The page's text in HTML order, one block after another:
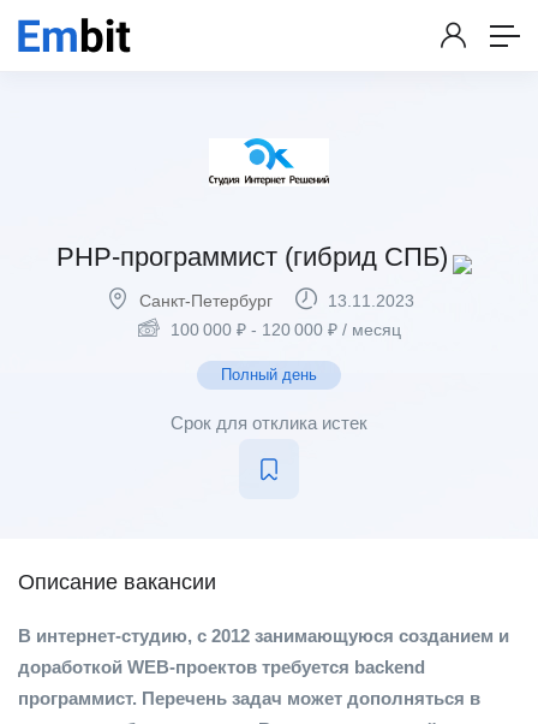
PHP-программист (гибрид СПБ)
Санкт-Петербург
13.11.2023
100 000 ₽- 120 000 ₽/ месяц
Полный день
Срок для отклика истек
Описание вакансии
В интернет-студию, с 2012 занимающуюся созданием и
доработкой WEB-проектов требуется backend
программист. Перечень задач может дополняться в